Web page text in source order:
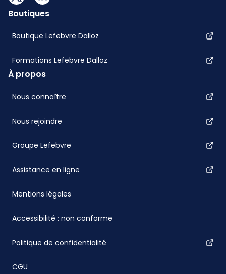
Boutiques
Boutique Lefebvre Dalloz
Formations Lefebvre Dalloz
À propos
Nous connaître
Nous rejoindre
Groupe Lefebvre
Assistance en ligne
Mentions légales
Accessibilité : non conforme
Politique de confidentialité
CGU